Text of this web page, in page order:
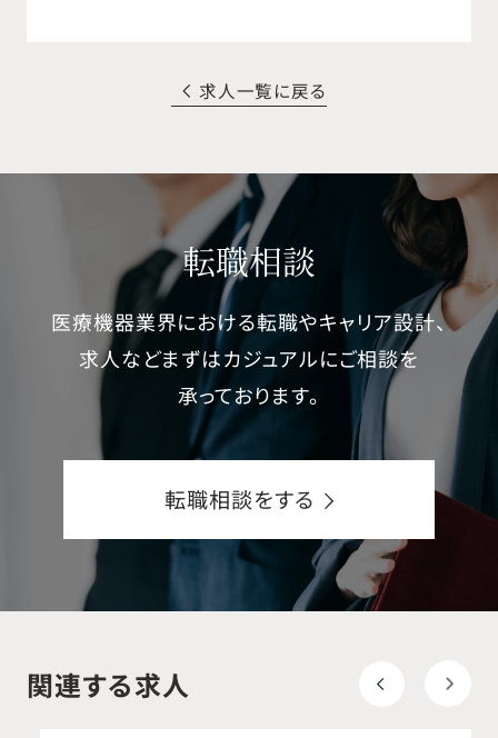
求人一覧に戻る
転職相談
医療機器業界における転職やキャリア設計、
求人などまずはカジュアルにご相談を
承っております。
転職相談をする
関連する求人